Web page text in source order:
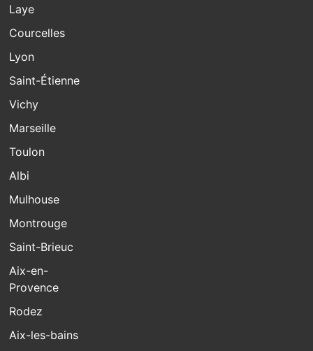
Laye
Courcelles
Lyon
Saint-Étienne
Vichy
Marseille
Toulon
Albi
Mulhouse
Montrouge
Saint-Brieuc
Aix-en-
Provence
Rodez
Aix-les-bains